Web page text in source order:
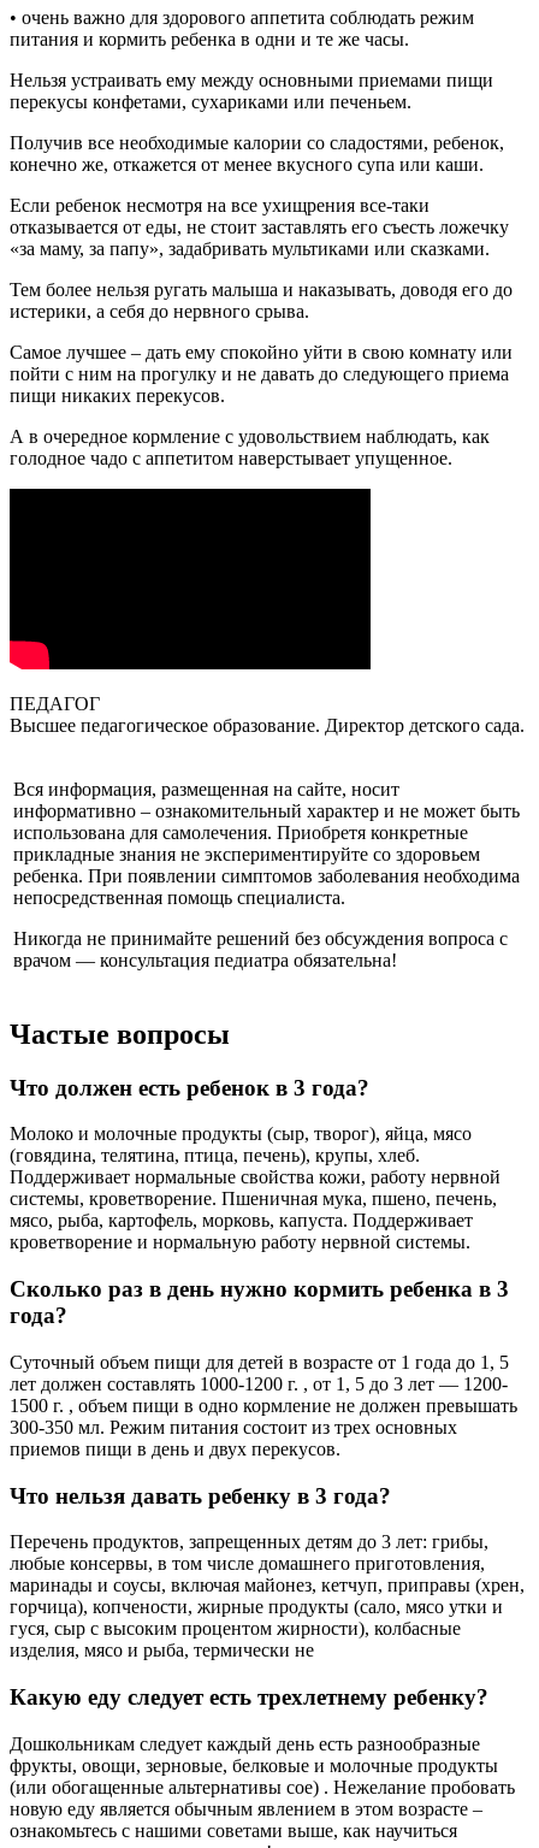
• очень важно для здорового аппетита соблюдать режим
питания и кормить ребенка в одни и те же часы.
Нельзя устраивать ему между основными приемами пищи
перекусы конфетами, сухариками или печеньем.
Получив все необходимые калории со сладостями, ребенок,
конечно же, откажется от менее вкусного супа или каши.
Если ребенок несмотря на все ухищрения все-таки
отказывается от еды, не стоит заставлять его съесть ложечку
«за маму, за папу», задабривать мультиками или сказками.
Тем более нельзя ругать малыша и наказывать, доводя его до
истерики, а себя до нервного срыва.
Самое лучшее – дать ему спокойно уйти в свою комнату или
пойти с ним на прогулку и не давать до следующего приема
пищи никаких перекусов.
А в очередное кормление с удовольствием наблюдать, как
голодное чадо с аппетитом наверстывает упущенное.
ПЕДАГОГ
Высшее педагогическое образование. Директор детского сада.
Вся информация, размещенная на сайте, носит
информативно – ознакомительный характер и не может быть
использована для самолечения. Приобретя конкретные
прикладные знания не экспериментируйте со здоровьем
ребенка. При появлении симптомов заболевания необходима
непосредственная помощь специалиста.
Никогда не принимайте решений без обсуждения вопроса с
врачом — консультация педиатра обязательна!
Частые вопросы
Что должен есть ребенок в 3 года?
Молоко и молочные продукты (сыр, творог), яйца, мясо
(говядина, телятина, птица, печень), крупы, хлеб.
Поддерживает нормальные свойства кожи, работу нервной
системы, кроветворение. Пшеничная мука, пшено, печень,
мясо, рыба, картофель, морковь, капуста. Поддерживает
кроветворение и нормальную работу нервной системы.
Сколько раз в день нужно кормить ребенка в 3
года?
Суточный объем пищи для детей в возрасте от 1 года до 1, 5
лет должен составлять 1000-1200 г. , от 1, 5 до 3 лет — 1200-
1500 г. , объем пищи в одно кормление не должен превышать
300-350 мл. Режим питания состоит из трех основных
приемов пищи в день и двух перекусов.
Что нельзя давать ребенку в 3 года?
Перечень продуктов, запрещенных детям до 3 лет: грибы,
любые консервы, в том числе домашнего приготовления,
маринады и соусы, включая майонез, кетчуп, приправы (хрен,
горчица), копчености, жирные продукты (сало, мясо утки и
гуся, сыр с высоким процентом жирности), колбасные
изделия, мясо и рыба, термически не
Какую еду следует есть трехлетнему ребенку?
Дошкольникам следует каждый день есть разнообразные
фрукты, овощи, зерновые, белковые и молочные продукты
(или обогащенные альтернативы сое) . Нежелание пробовать
новую еду является обычным явлением в этом возрасте –
ознакомьтесь с нашими советами выше, как научиться